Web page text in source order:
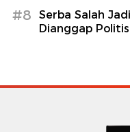
#8
Serba Salah
Dianggap